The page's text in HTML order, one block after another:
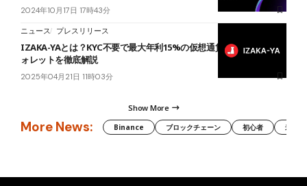
2024年10月17日 17時43分
ニュース プレスリリース
IZAKA-YAとは？KYC不要で最大年利15%の仮想通貨レンディングウ
ォレットを徹底解説
2025年04月21日 11時03分
Show More
More News: Binance ブロックチェーン 初心者 米国